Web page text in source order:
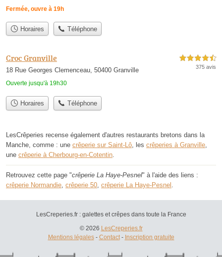
Fermée, ouvre à 19h
Horaires Téléphone
Croc Granville
18 Rue Georges Clemenceau, 50400 Granville
Ouverte jusqu'à 19h30
4,5 étoiles sur 5
375 avis
Horaires Téléphone
LesCrêperies recense également d'autres restaurants bretons dans la
Manche, comme : une crêperie sur Saint-Lô , les crêperies à Granville
une crêperie à Cherbourg-en-Cotentin
Retrouvez cette page "crêperie La Haye-Pesnel" à l'aide des liens :
crêperie Normandie crêperie 50 crêperie La Haye-Pesnel
LesCreperies.fr : galettes et crêpes dans toute la France
© 2026 LesCreperies.fr
Mentions légales- Contact- Inscription gratuite